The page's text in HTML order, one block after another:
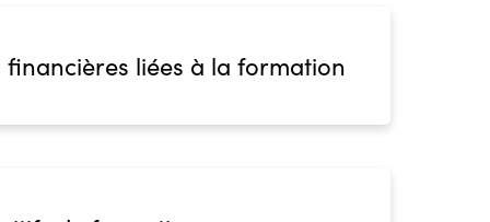
financières liées à la formation